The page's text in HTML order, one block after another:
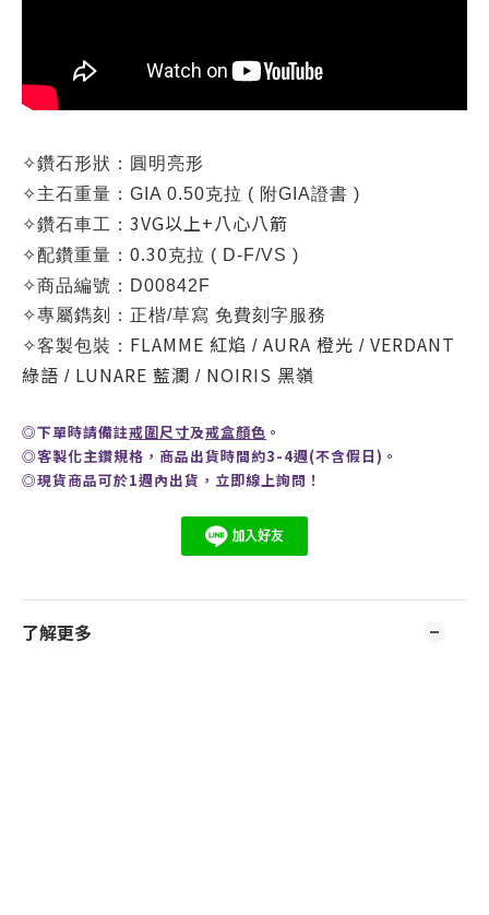
✧鑽石形狀：圓明亮形
✧主石重量： GIA 0.50克拉 ( 附GIA證書 )
✧鑽石車工： 3VG以上+八心八箭
✧配鑽重量： 0.30克拉 ( D-F/VS )
✧商品編號： D00842F
✧專屬鐫刻：正楷/草寫 免費刻字服務
✧客製包裝： FLAMME 紅焰 / AURA 橙光 / VERDANT
綠語 / LUNARE 藍瀾 / NOIRIS 黑嶺
◎下單時請備註戒圍尺寸及戒盒顏色 。
◎客製化主鑽規格，商品出貨時間約3-4週(不含假日)。
◎現貨商品可於1週內出貨， 立即線上詢問 ！
了解更多